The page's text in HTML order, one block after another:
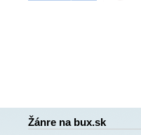
Žánre na bux.sk